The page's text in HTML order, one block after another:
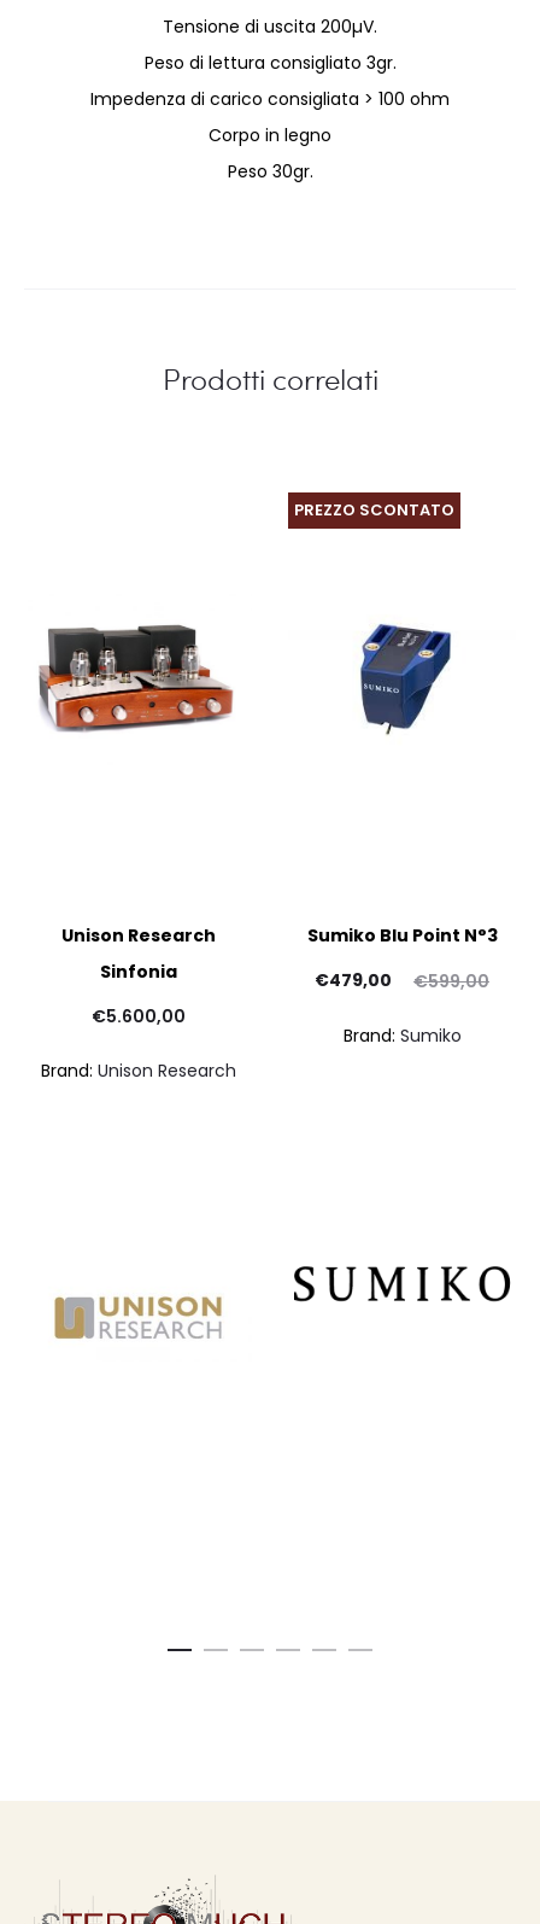
Tensione di uscita 200µV.
Peso di lettura consigliato 3gr.
Impedenza di carico consigliata > 100 ohm
Corpo in legno
Peso 30gr.
Prodotti correlati
Unison Research
Sinfonia
€5.600,00
Brand: Unison Research
PREZZO SCONTATO
Sumiko Blu Point N°3
€599,00
Il
€479,00
Brand: Sumiko